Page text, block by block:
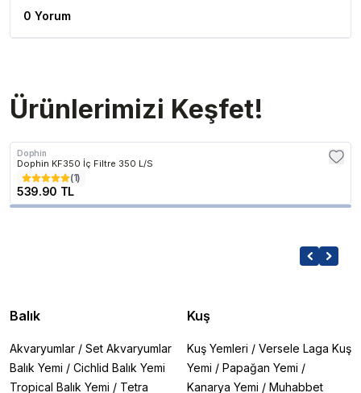
0 Yorum
Ürünlerimizi Keşfet!
Dophin
Dophin KF350 İç Filtre 350 L/S
(1)
539.90 TL
Balık
Akvaryumlar / Set Akvaryumlar
Balık Yemi / Cichlid Balık Yemi
Tropical Balık Yemi / Tetra
Kuş
Kuş Yemleri / Versele Laga Kuş
Yemi / Papağan Yemi /
Kanarya Yemi / Muhabbet